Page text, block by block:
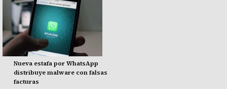
Nueva estafa por WhatsApp
distribuye malware con falsas
facturas